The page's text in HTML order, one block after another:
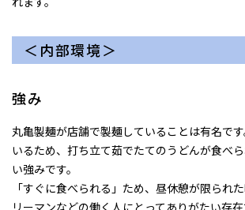
＜内部環境＞
強み
丸亀製麺が店舗で製麺していることは有名で
いるため、打ち立て茹でたてのうどんが食べ
い強みです。
「すぐに食べられる」ため、昼休憩が限られ